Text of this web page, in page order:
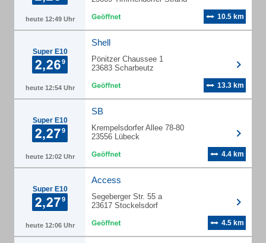
heute 12:49 Uhr 10.5 km
Super E10
heute 12:54 Uhr
Shell
Pönitzer Chaussee 1
23683 Scharbeutz
13.3 km
Super E10
heute 12:02 Uhr
SB
Krempelsdorfer Allee 78-80
23556 Lübeck
4.4 km
Super E10
heute 12:06 Uhr
Access
Segeberger Str. 55 a
23617 Stockelsdorf
4.5 km